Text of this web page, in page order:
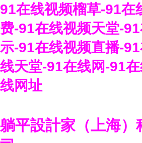
91在线视频榴草-91在
费-91在线视频天堂-
示-91在线视频直播-
线天堂-91在线网-91
线网址
躺平設計家（上海）